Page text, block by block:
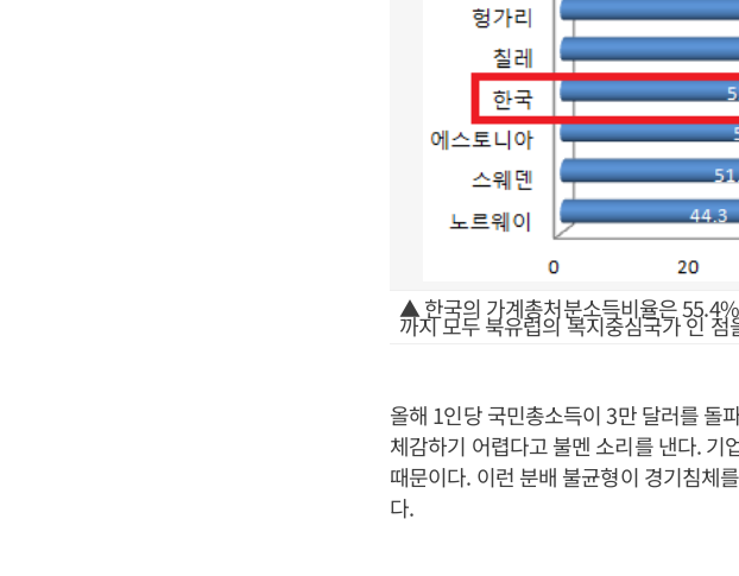
▲ 한국의 가계총처분소득비율은
까지 모두 북유럽의 복지중심국가 인
올해 1인당 국민총소득이 3만 달러를 돌
체감하기 어렵다고 불멘 소리를 낸다. 기
때문이다. 이런 분배 불균형이 경기침체
다.